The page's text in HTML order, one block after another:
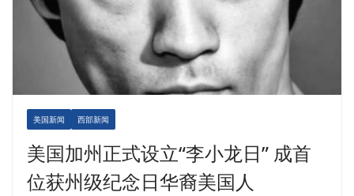
美国新闻 西部新闻
美国加州正式设立“李小龙日” 成首
位获州级纪念日华裔美国人